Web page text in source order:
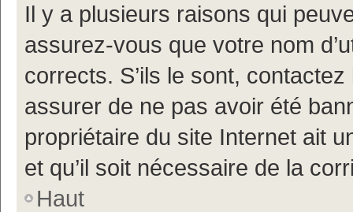
Il y a plusieurs raisons qui
assurez-vous que votre nom
corrects. S’ils le sont,
assurer de ne pas avoir été
propriétaire du site Internet ait
et qu’il soit nécessaire de la
Haut